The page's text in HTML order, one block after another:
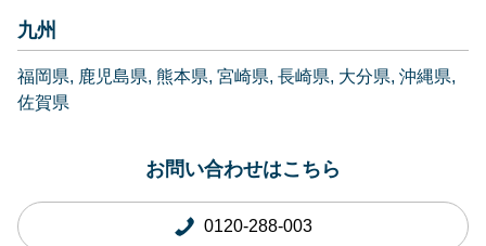
九州
福岡県 鹿児島県 熊本県 宮崎県 長崎県 大分県 沖縄県
佐賀県
お問い合わせはこちら
0120-288-003